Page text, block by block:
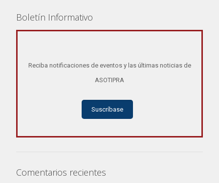
Boletín Informativo
Reciba notificaciones de eventos y las últimas noticias de
ASOTIPRA
Suscríbase
Comentarios recientes